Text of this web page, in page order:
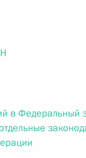
г. № 265-ФЗ
в Федеральный